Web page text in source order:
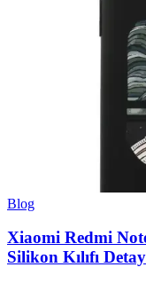
Blog
Xiaomi Redmi
Silikon Kılıfı